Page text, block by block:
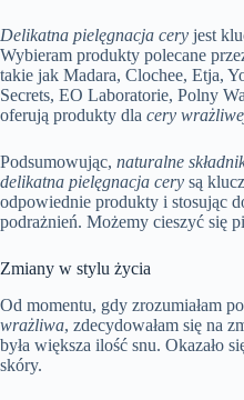
Delikatna pielęgnacja cery jest
Wybieram produkty polecane
takie jak Madara, Clochee, Etja,
Secrets, EO Laboratorie, Polny
oferują produkty dla cery
Podsumowując, naturalne
delikatna pielęgnacja cery są
odpowiednie produkty i stosując
podrażnień. Możemy cieszyć się
Zmiany w stylu życia
Od momentu, gdy zrozumiałam
wrażliwa, zdecydowałam się na
była większa ilość snu. Okazało
skóry.